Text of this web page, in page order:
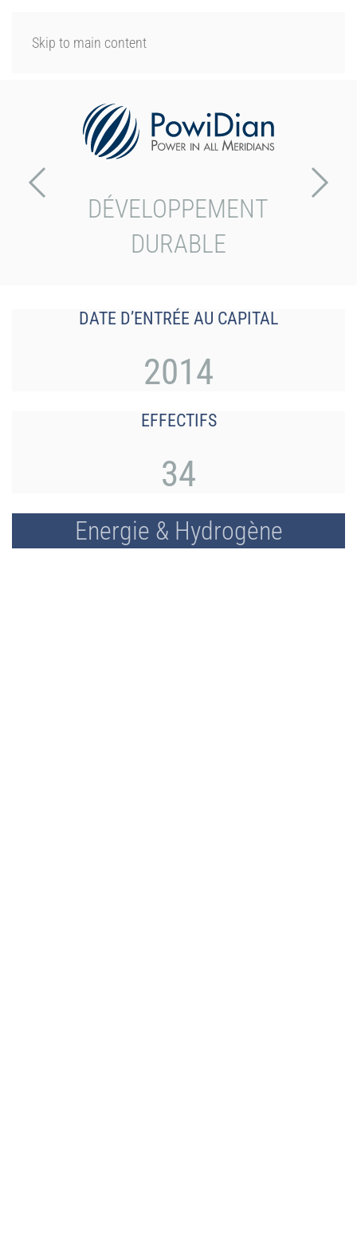
Skip to main content
DÉVELOPPEMENT
DURABLE
DATE D’ENTRÉE AU CAPITAL
2014
EFFECTIFS
34
Energie & Hydrogène